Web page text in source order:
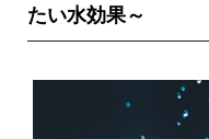
たい水効果～